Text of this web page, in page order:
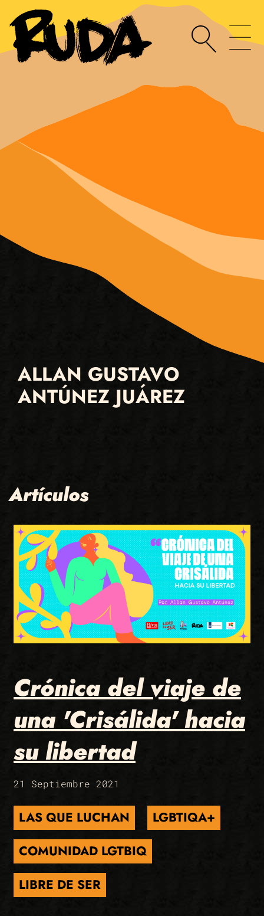
ALLAN GUSTAVO
ANTÚNEZ JUÁREZ
Artículos
Crónica del viaje de
una 'Crisálida' hacia
su libertad
21 Septiembre 2021
LAS QUE LUCHAN
LGBTIQA+
COMUNIDAD LGTBIQ
LIBRE DE SER